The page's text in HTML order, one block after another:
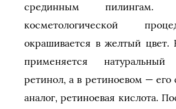
срединным
косметологической
окрашивается в желтый цвет.
применяется
ретинол, а в ретиноевом — его
аналог, ретиноевая кислота.